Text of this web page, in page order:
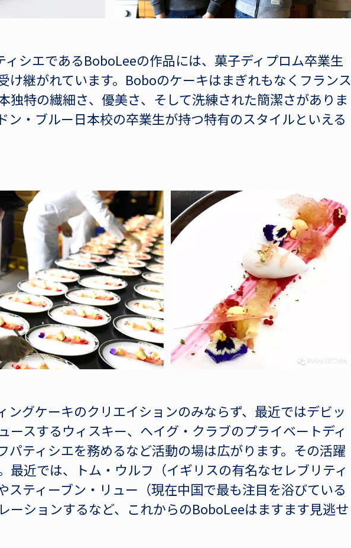
シエであるBoboLeeの作品には、菓子ディプロム卒業生
け継がれています。Boboのケーキはまぎれもなくフランス
独特の繊細さ、優美さ、そして洗練された簡潔さがありま
ン・ブルー日本校の卒業生が持つ特有のスタイルといえる
ングケーキのクリエイションのみならず、最近ではデビッ
ースするウィスキー、ヘイグ・クラブのプライベートディ
パティシエを務めるなど活動の場は広がります。その活躍
最近では、トム・ウルフ（イギリスの有名なセレブリティ
スティーブン・リュー（現在中国で最も注目を浴びている
ーションするなど、これからのBoboLeeはますます見逃せ